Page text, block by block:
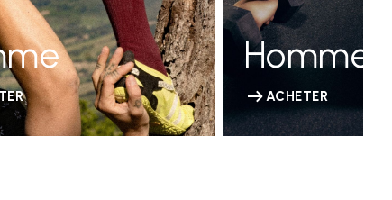
Homme
ACHETER